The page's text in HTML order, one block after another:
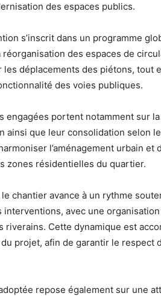
des espaces publics.
s’inscrit dans un programme
réorganisation des espaces de
les déplacements des piétons, tout
des voies publiques.
engagées portent notamment sur
ainsi que leur consolidation selon
l’aménagement urbain
zones résidentielles du quartier.
chantier avance à un rythme
avec une
riverains. Cette dynamique est
projet, afin de garantir le respect
repose également sur une